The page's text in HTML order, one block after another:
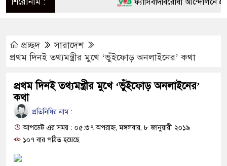
ফ্যাসিবাদবিরোধী আন্দোলনে
সিল-স্বাক্ষর জালিয়াতি চক্রের পাঁচ
উদ্ধার
প্রধানমন্ত্রী
প্রচ্ছদ
সারাদেশ
প্রথম দিনই তথ্যমন্ত্রীর মুখে ‘ভুঁইফোড় অনলাইনের’ কথা
প্রথম দিনই তথ্যমন্ত্রীর মুখে ‘ভুঁইফোড় অনলাইনের’
কথা
প্রতিনিধির নাম :
আপডেট এর সময় : ০৫:৩৭ অপরাহ্ন, মঙ্গলবার, ৮ জানুয়ারী ২০১৯
১০৭ বার পঠিত হয়েছে